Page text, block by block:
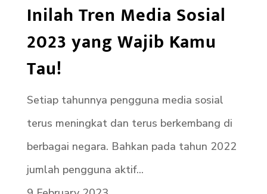
Inilah Tren Media Sosial
2023 yang Wajib Kamu
Tau!
Setiap tahunnya pengguna media sosial
terus meningkat dan terus berkembang di
berbagai negara. Bahkan pada tahun 2022
jumlah pengguna aktif...